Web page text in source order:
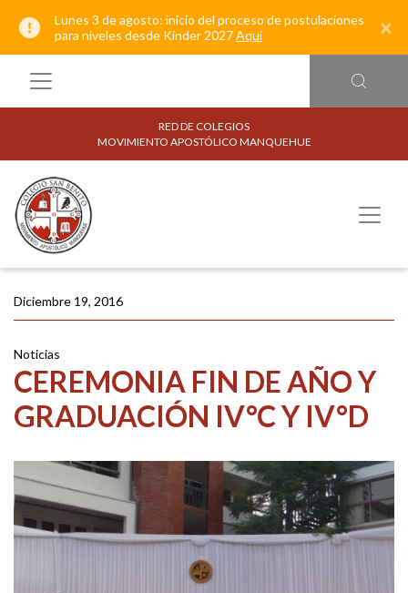
Lunes 3 de agosto: inicio del proceso de postulaciones
para niveles desde Kínder 2027Aquí ×
RED DE COLEGIOS
MOVIMIENTO APOSTÓLICO MANQUEHUE
Diciembre 19, 2016
Noticias
CEREMONIA FIN DE AÑO Y
GRADUACIÓN IV°C Y IV°D